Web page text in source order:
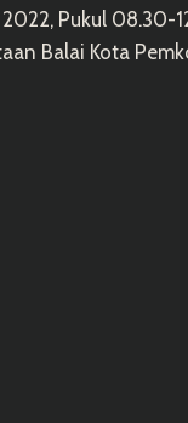
Pukul 08.30-
Balai Kota